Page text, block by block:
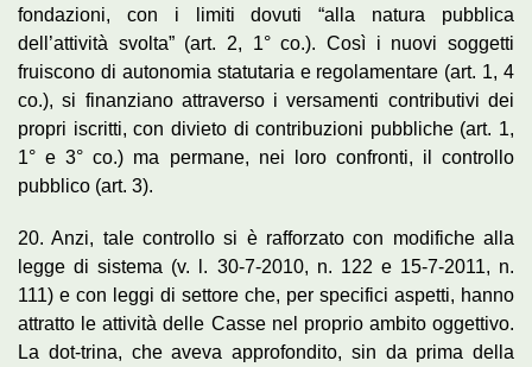
fondazioni, con i limiti dovuti “alla natura pubblica
dell’attività svolta” (art. 2, 1° co.). Così i nuovi soggetti
fruiscono di autonomia statutaria e regolamentare (art. 1, 4
co.), si finanziano attraverso i versamenti contributivi dei
propri iscritti, con divieto di contribuzioni pubbliche (art. 1,
1° e 3° co.) ma permane, nei loro confronti, il controllo
pubblico (art. 3).
20. Anzi, tale controllo si è rafforzato con modifiche alla
legge di sistema (v. l. 30-7-2010, n. 122 e 15-7-2011, n.
111) e con leggi di settore che, per specifici aspetti, hanno
attratto le attività delle Casse nel proprio ambito oggettivo.
La dot-trina, che aveva approfondito, sin da prima della